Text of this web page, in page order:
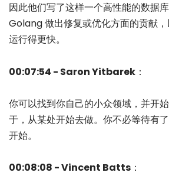
因此他们写了这样一个高性能的数据
Golang 做出修复或优化方面的贡献
运行得更快。
00:07:54 - Saron Yitbarek ：
你可以找到你自己的小众领域，并开
于，从某处开始去做。你不必等待有
开始。
00:08:08 - Vincent Batts ：